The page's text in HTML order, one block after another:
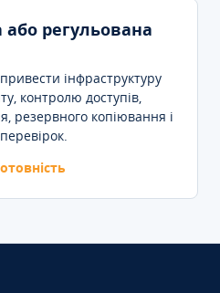
або регульована
інфраструктуру
контролю доступів,
резервного копіювання і